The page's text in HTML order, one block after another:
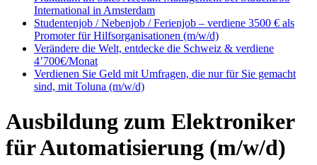
International in Amsterdam
Studentenjob / Nebenjob / Ferienjob – verdiene 3500 € als
Promoter für Hilfsorganisationen (m/w/d)
Verändere die Welt, entdecke die Schweiz & verdiene
4’700€/Monat
Verdienen Sie Geld mit Umfragen, die nur für Sie gemacht
sind, mit Toluna (m/w/d)
Ausbildung zum Elektroniker
für Automatisierung (m/w/d)